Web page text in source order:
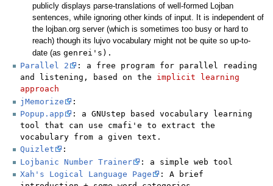
publicly displays parse-translations of well-formed Lojban
sentences, while ignoring other kinds of input. It is independent of
the lojban.org server (which is sometimes too busy or hard to
reach) though its lujvo vocabulary might not be quite so up-to-
date (asgenrei 's).
Parallel 2
: a free program for parallel reading
and listening, based on the implicit learning
approach
jMemorize
:
Popup.app
: a GNUstep based vocabulary learning
tool that can use cmafi'e to extract the
vocabulary from a given text.
Quizlet
:
Lojbanic Number Trainer
: a simple web tool
Xah's Logical Language Page
: A brief